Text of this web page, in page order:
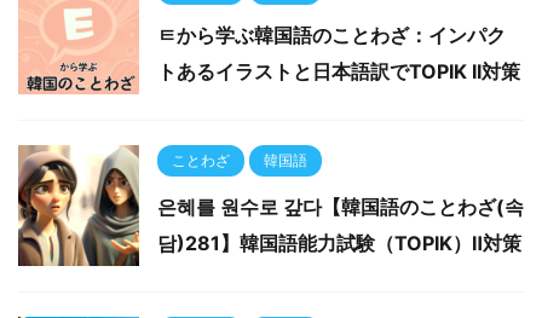
ㅌから学ぶ韓国語のことわざ：インパク
トあるイラストと日本語訳でTOPIK II対策
ことわざ 韓国語
은혜를 원수로 갚다【韓国語のことわざ(속
담)281】韓国語能力試験（TOPIK）Ⅱ対策